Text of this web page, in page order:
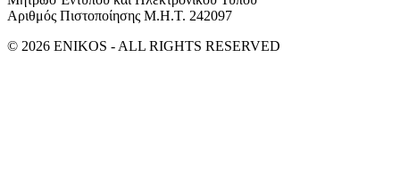
Αριθμός Πιστοποίησης Μ.Η.Τ. 242097
© 2026 ENIKOS - ALL RIGHTS RESERVED